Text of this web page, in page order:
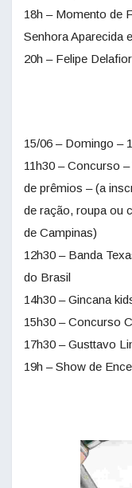
18h – Momento de
Senhora Aparecida
20h – Felipe
15/06 – Domingo –
11h30 – Concurso
de prêmios – (a
de ração, roupa ou
de Campinas)
12h30 – Banda
do Brasil
14h30 – Gincana
15h30 – Concurso
17h30 – Gusttavo
19h – Show de